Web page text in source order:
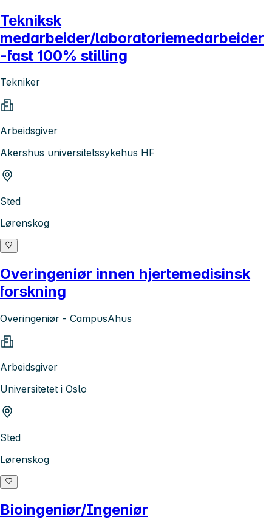
Tekniksk
medarbeider/laboratoriemedarbeider
-fast 100% stilling
Tekniker
Arbeidsgiver
Akershus universitetssykehus HF
Sted
Lørenskog
Overingeniør innen hjertemedisinsk
forskning
Overingeniør - CampusAhus
Arbeidsgiver
Universitetet i Oslo
Sted
Lørenskog
Bioingeniør/Ingeniør